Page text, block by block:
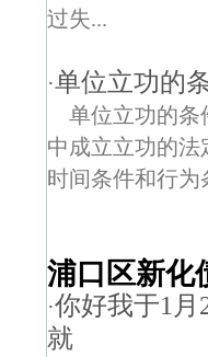
过失...
·单位立功的
单位立功的
中成立立功的
时间条件和行
浦口区新化
·你好我于1
就